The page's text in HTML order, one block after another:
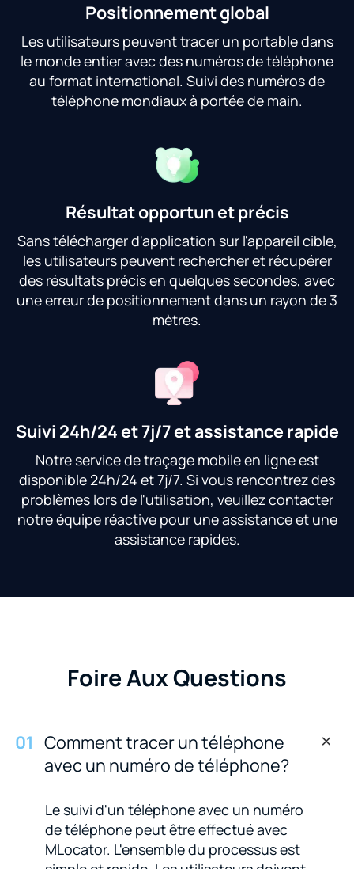
Positionnement global
Les utilisateurs peuvent tracer un portable dans
le monde entier avec des numéros de téléphone
au format international. Suivi des numéros de
téléphone mondiaux à portée de main.
Résultat opportun et précis
Sans télécharger d'application sur l'appareil cible,
les utilisateurs peuvent rechercher et récupérer
des résultats précis en quelques secondes, avec
une erreur de positionnement dans un rayon de 3
mètres.
Suivi 24h/24 et 7j/7 et assistance rapide
Notre service de traçage mobile en ligne est
disponible 24h/24 et 7j/7. Si vous rencontrez des
problèmes lors de l'utilisation, veuillez contacter
notre équipe réactive pour une assistance et une
assistance rapides.
Foire Aux Questions
01 Comment tracer un téléphone
avec un numéro de téléphone?
Le suivi d'un téléphone avec un numéro
de téléphone peut être effectué avec
MLocator. L'ensemble du processus est